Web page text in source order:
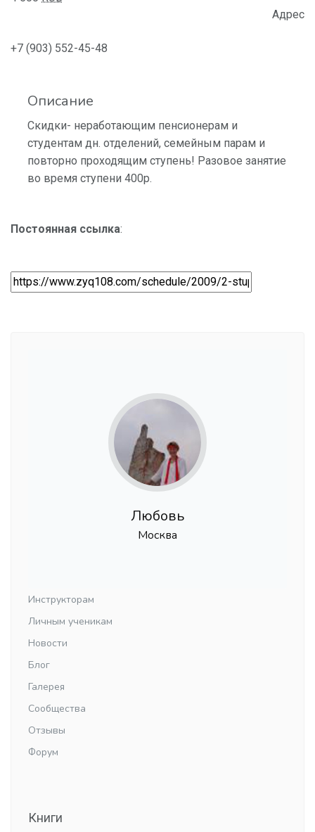
Адрес
+7 (903) 552-45-48
Описание
Скидки- неработающим пенсионерам и
студентам дн. отделений, семейным парам и
повторно проходящим ступень! Разовое занятие
во время ступени 400р.
Постоянная ссылка:
Любовь
Москва
Инструкторам
Личным ученикам
Новости
Блог
Галерея
Сообщества
Отзывы
Форум
Книги